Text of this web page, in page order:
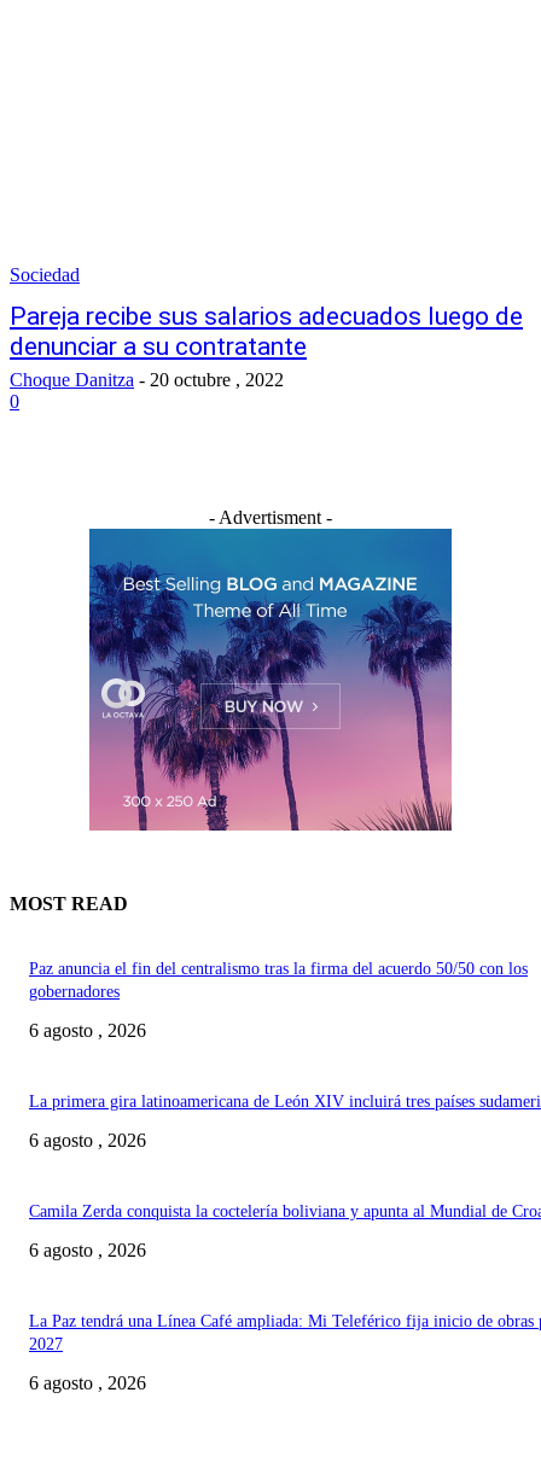
Sociedad
Pareja recibe sus salarios adecuados luego de
denunciar a su contratante
Choque Danitza - 20 octubre , 2022
0
- Advertisment -
MOST READ
Paz anuncia el fin del centralismo tras la firma del acuerdo 50/50 con los
gobernadores
6 agosto , 2026
La primera gira latinoamericana de León XIV incluirá tres países
6 agosto , 2026
Camila Zerda conquista la coctelería boliviana y apunta al Mundial de
6 agosto , 2026
La Paz tendrá una Línea Café ampliada: Mi Teleférico fija inicio de obras
2027
6 agosto , 2026